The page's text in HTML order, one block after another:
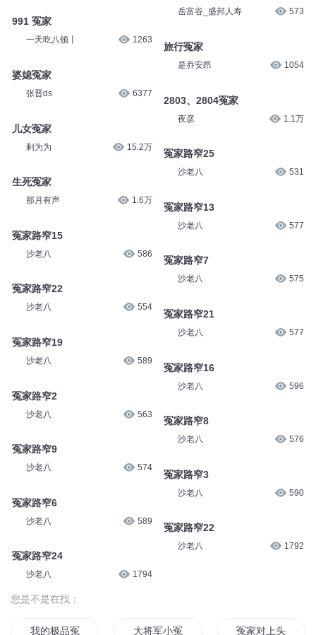
991 冤家
一天吃八顿丨 1263
婆媳冤家
张晋ds 6377
儿女冤家
剌为为 15.2万
生死冤家
那月有声 1.6万
冤家路窄15
沙老八 586
冤家路窄22
沙老八 554
冤家路窄19
沙老八 589
冤家路窄2
沙老八 563
冤家路窄9
沙老八 574
冤家路窄6
沙老八 589
冤家路窄24
沙老八 1794
岳富谷_盛邦人寿 573
旅行冤家
是乔安昂 1054
2803、2804冤家
夜彦 1.1万
冤家路窄25
沙老八 531
冤家路窄13
沙老八 577
冤家路窄7
沙老八 575
冤家路窄21
沙老八 577
冤家路窄16
沙老八 596
冤家路窄8
沙老八 576
冤家路窄3
沙老八 590
冤家路窄22
沙老八 1792
您是不是在找：
我的极品冤家 大将军小冤家 冤家对上头